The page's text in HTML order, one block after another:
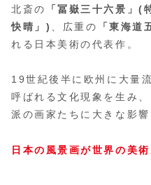
北斎の
「冨嶽三十六景」(
快晴」) 、広重の 「東海道
れる日本美術の代表作。
19世紀後半に欧州に大量
呼ばれる文化現象を生み
派の画家たちに大きな影響
日本の風景画が世界の美